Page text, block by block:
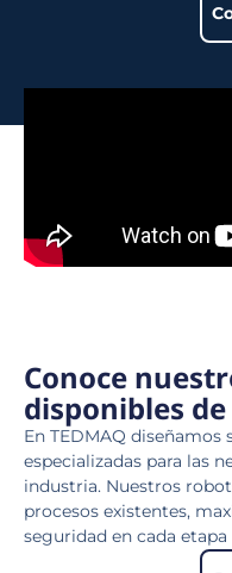
Conoce
disponibles
En TEDMAQ
especializadas para las
industria. Nuestros
procesos existentes,
seguridad en cada